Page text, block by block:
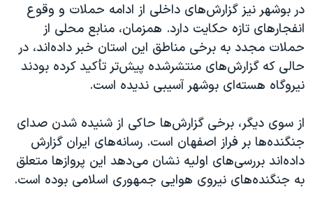
در بوشهر نیز گزارش‌های داخلی از ادامه حملات و وقوع
انفجارهای تازه حکایت دارد. همزمان، منابع محلی از
حملات مجدد به برخی مناطق این استان خبر داده‌اند، در
حالی که گزارش‌های منتشرشده پیش‌تر تأکید کرده بودند
نیروگاه هسته‌ای بوشهر آسیبی ندیده است.
از سوی دیگر، برخی گزارش‌ها حاکی از شنیده شدن صدای
جنگنده‌ها بر فراز اصفهان است. رسانه‌های ایران گزارش
داده‌اند بررسی‌های اولیه نشان می‌دهد این پروازها متعلق
به جنگنده‌های نیروی هوایی جمهوری اسلامی بوده است.